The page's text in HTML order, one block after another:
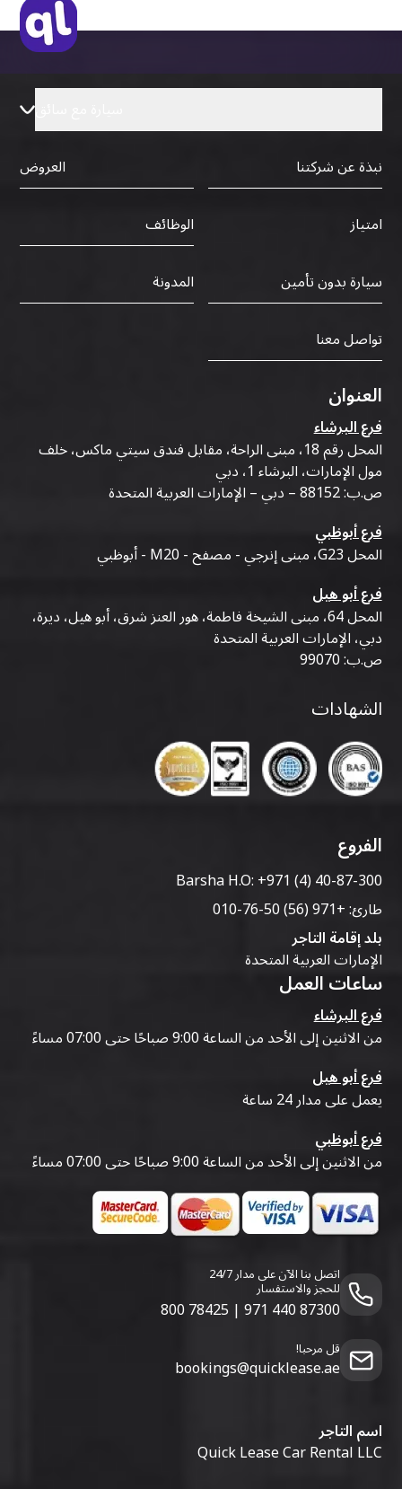
نبذة عن شركتنا
العروض
امتياز
الوظائف
سيارة بدون تأمين
المدونة
تواصل معنا
العنوان
فرع البرشاء
المحل رقم 18، مبنى الراحة، مقابل فندق سيتي ماكس، خلف
مول الإمارات، البرشاء 1، دبي
ص.ب: 88152 – دبي – الإمارات العربية المتحدة
فرع أبوظبي
المحل G23، مبنى إنرجي - مصفح - M20 - أبوظبي
فرع أبو هيل
المحل 64، مبنى الشيخة فاطمة، هور العنز شرق، أبو هيل، ديرة،
دبي، الإمارات العربية المتحدة
ص.ب: 99070
الشهادات
الفروع
Barsha H.O:+971 (4) 40-87-300
طارئ:+971 (56) 50-76-010
بلد إقامة التاجر
الإمارات العربية المتحدة
ساعات العمل
فرع البرشاء
من الاثنين إلى الأحد من الساعة 9:00 صباحًا حتى 07:00 مساءً
فرع أبو هيل
يعمل على مدار 24 ساعة
فرع أبوظبي
من الاثنين إلى الأحد من الساعة 9:00 صباحًا حتى 07:00 مساءً
اتصل بنا الآن على مدار 24/7
للحجز والاستفسار
800 78425 | 971 440 87300
قل مرحبا!
bookings@quicklease.ae
اسم التاجر
Quick Lease Car Rental LLC